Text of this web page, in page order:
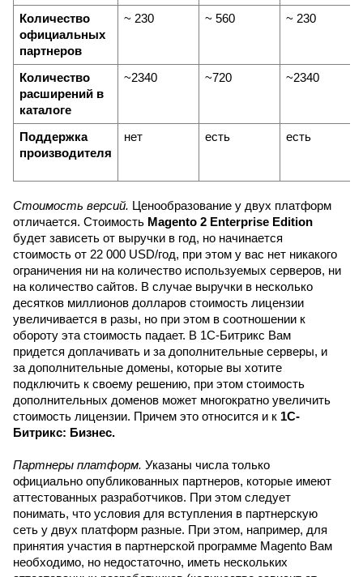
Количество
официальных
партнеров
~ 230 ~ 560 ~ 230
Количество
расширений в
каталоге
~2340 ~720 ~2340
Поддержка
производителя
нет есть есть
Стоимость версий. Ценообразование у двух платформ
отличается. Стоимость Magento 2 Enterprise Edition
будет зависеть от выручки в год, но начинается
стоимость от 22 000 USD/год, при этом у вас нет никакого
ограничения ни на количество используемых серверов, ни
на количество сайтов. В случае выручки в несколько
десятков миллионов долларов стоимость лицензии
увеличивается в разы, но при этом в соотношении к
обороту эта стоимость падает. В 1С-Битрикс Вам
придется доплачивать и за дополнительные серверы, и
за дополнительные домены, которые вы хотите
подключить к своему решению, при этом стоимость
дополнительных доменов может многократно увеличить
стоимость лицензии. Причем это относится и к 1С-
Битрикс: Бизнес.
Партнеры платформ. Указаны числа только
официально опубликованных партнеров, которые имеют
аттестованных разработчиков. При этом следует
понимать, что условия для вступления в партнерскую
сеть у двух платформ разные. При этом, например, для
принятия участия в партнерской программе Magento Вам
необходимо, но недостаточно, иметь нескольких